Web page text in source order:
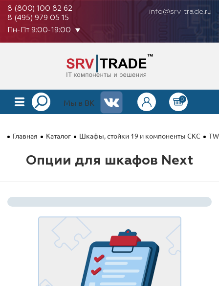
8 (800) 100 82 62
8 (495) 979 05 15
info@srv-trade.ru
Пн-Пт 9:00-19:00
КАТАЛОГ
ОПЛАТА
ГАРАНТИЯ
КОНТАКТЫ
АКЦИИ
Мы в ВК 0
Главная Каталог Шкафы, стойки 19 и компоненты СКС
Опции для шкафов Next